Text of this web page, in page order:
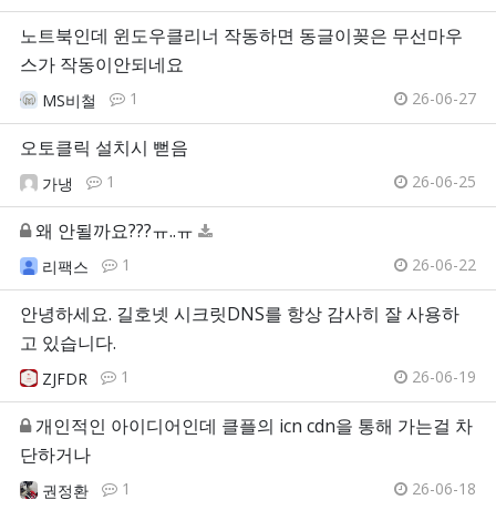
노트북인데 윈도우클리너 작동하면 동글이꽂은 무선마우
스가 작동이안되네요
MS비철 1 26-06-27
오토클릭 설치시 뻗음
가냉 1 26-06-25
왜 안될까요???ㅠ..ㅠ
리팩스 1 26-06-22
안녕하세요. 길호넷 시크릿DNS를 항상 감사히 잘 사용하
고 있습니다.
ZJFDR 1 26-06-19
개인적인 아이디어인데 클플의 icn cdn을 통해 가는걸 차
단하거나
권정환 1 26-06-18